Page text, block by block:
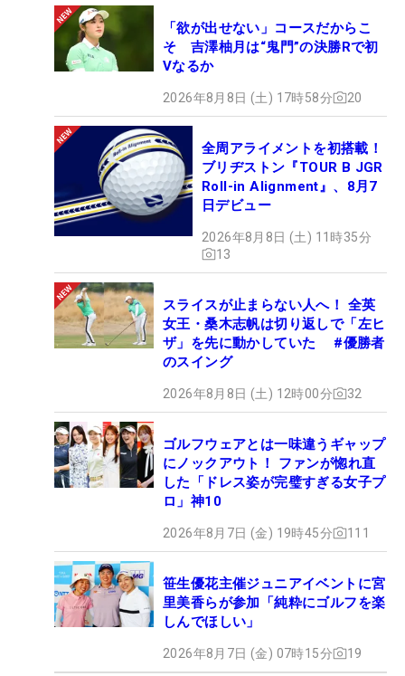
「欲が出せない」コースだからこ
そ 吉澤柚月は“鬼門”の決勝Rで初
Vなるか
2026年8月8日 (土) 17時58分 20
全周アライメントを初搭載！
ブリヂストン『TOUR B JGR
Roll-in Alignment』、8月7
日デビュー
2026年8月8日 (土) 11時35分
13
スライスが止まらない人へ！ 全英
女王・桑木志帆は切り返しで「左ヒ
ザ」を先に動かしていた #優勝者
のスイング
2026年8月8日 (土) 12時00分 32
ゴルフウェアとは一味違うギャップ
にノックアウト！ ファンが惚れ直
した「ドレス姿が完璧すぎる女子プ
ロ」神10
2026年8月7日 (金) 19時45分 111
笹生優花主催ジュニアイベントに宮
里美香らが参加「純粋にゴルフを楽
しんでほしい」
2026年8月7日 (金) 07時15分 19